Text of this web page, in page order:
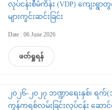
လုပ်ငန်းစီမံကိန်း (VDP) ကျေးရွာ
များကွင်းဆင်းခြင်း
Date : 06 June 2026
ဖတ်ရှုရန်
၂၀၂၆-၂၀၂၇ ဘဏ္ဍာရေးနှစ်၊ ရက်
ကွန်ကရစ်လမ်းခြင်းလုပ်ငန်း ဆော